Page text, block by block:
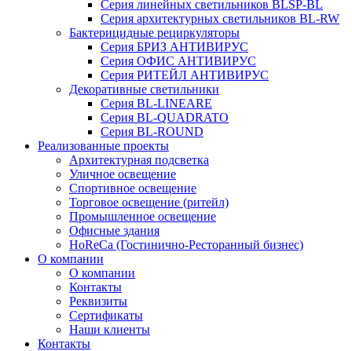
Серия линейных светильников BLSP-BL
Серия архитектурных светильников BL-RW
Бактерицидные рециркуляторы
Серия БРИЗ АНТИВИРУС
Серия ОФИС АНТИВИРУС
Серия РИТЕЙЛ АНТИВИРУС
Декоративные светильники
Серия BL-LINEARE
Серия BL-QUADRATO
Серия BL-ROUND
Реализованные проекты
Архитектурная подсветка
Уличное освещение
Спортивное освещение
Торговое освещение (ритейл)
Промышленное освещение
Офисные здания
HoReCa (Гостинично-Ресторанный бизнес)
О компании
О компании
Контакты
Реквизиты
Сертификаты
Наши клиенты
Контакты